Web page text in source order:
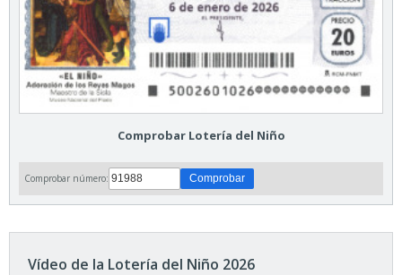
Comprobar Lotería del Niño
Comprobar número:
Vídeo de la Lotería del Niño 2026